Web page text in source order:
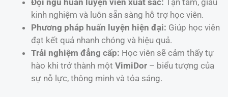
Đội ngũ huấn luyện viên xuất sắc: Tận tâm, giàu
kinh nghiệm và luôn sẵn sàng hỗ trợ học viên.
Phương pháp huấn luyện hiện đại: Giúp học viên
đạt kết quả nhanh chóng và hiệu quả.
Trải nghiệm đẳng cấp: Học viên sẽ cảm thấy tự
hào khi trở thành một VimiDor – biểu tượng của
sự nỗ lực, thông minh và tỏa sáng.